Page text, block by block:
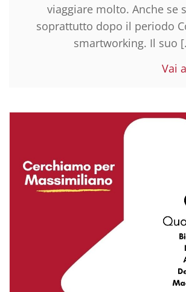
viaggiare molto. Anche se
soprattutto dopo il periodo
smartworking. Il suo
Vai